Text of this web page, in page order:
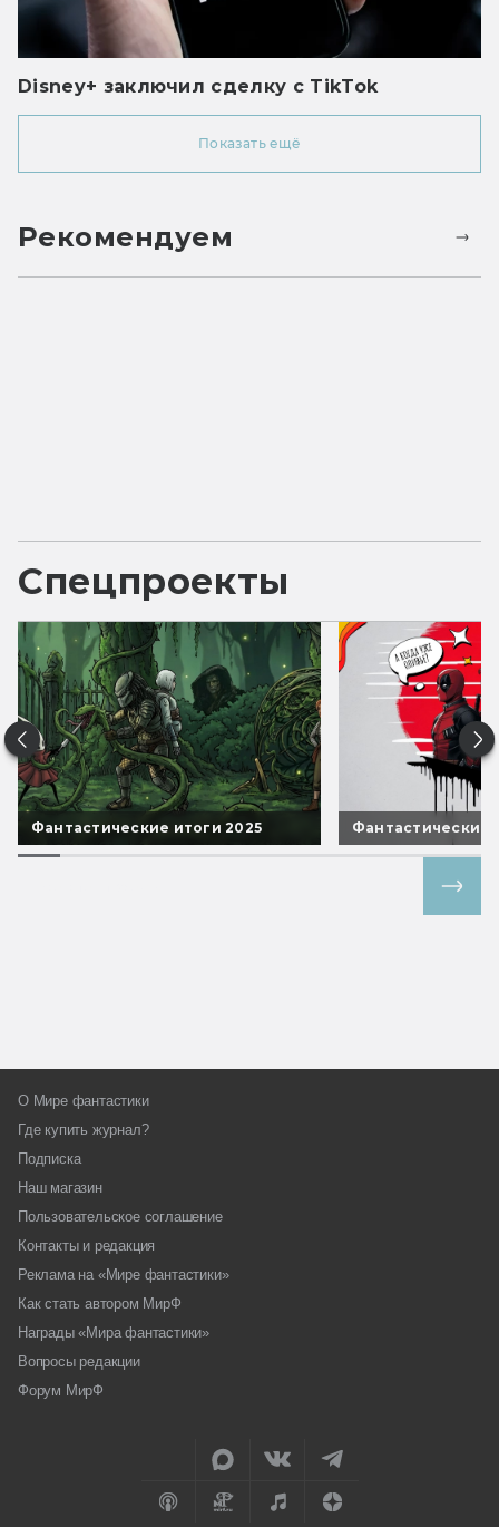
Disney+ заключил сделку с TikTok
Показать ещё
Рекомендуем
Спецпроекты
Фантастические итоги 2025 Фантастические
О Мире фантастики
Где купить журнал?
Подписка
Наш магазин
Пользовательское соглашение
Контакты и редакция
Реклама на «Мире фантастики»
Как стать автором МирФ
Награды «Мира фантастики»
Вопросы редакции
Форум МирФ